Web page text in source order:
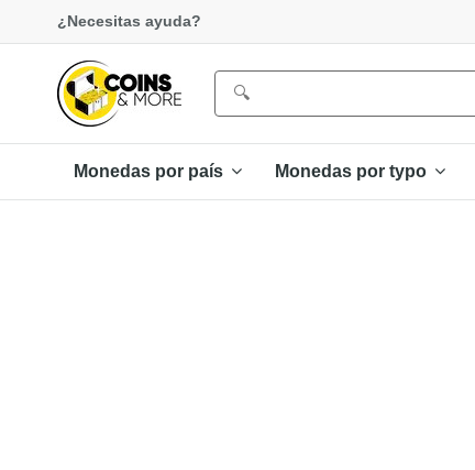
¿Necesitas ayuda?
Monedas por país Monedas por typo